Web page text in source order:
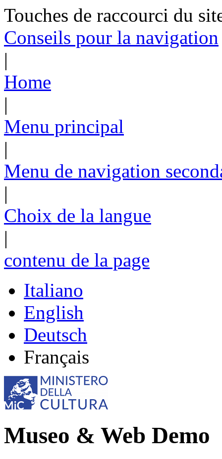
Touches de raccourci du
Conseils pour la navigation
|
Home
|
Menu principal
|
Menu de navigation
|
Choix de la langue
|
contenu de la page
Italiano
English
Deutsch
Français
Museo & Web Demo